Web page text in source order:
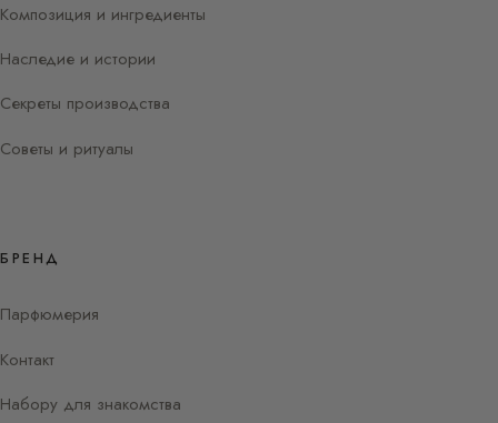
Композиция и ингредиенты
Наследие и истории
Секреты производства
Советы и ритуалы
БРЕНД
Парфюмерия
Контакт
Набору для знакомства